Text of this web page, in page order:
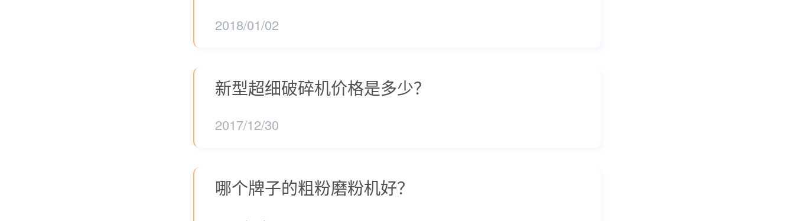
2018/01/02
新型超细破碎机价格是多少？
2017/12/30
哪个牌子的粗粉磨粉机好？